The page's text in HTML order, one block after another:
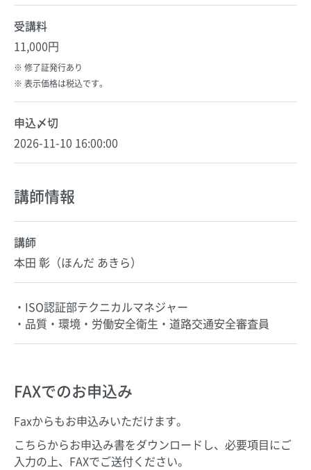
受講料
11,000円
修了証発行あり
表示価格は税込です。
申込〆切
2026-11-10 16:00:00
講師情報
講師
本田 彰（ほんだ あきら）
・ISO認証部テクニカルマネジャー
・品質・環境・労働安全衛生・道路交通安全審査員
FAXでのお申込み
Faxからもお申込みいただけます。
こちらからお申込み書をダウンロードし、必要項目にご
入力の上、FAXでご送付ください。